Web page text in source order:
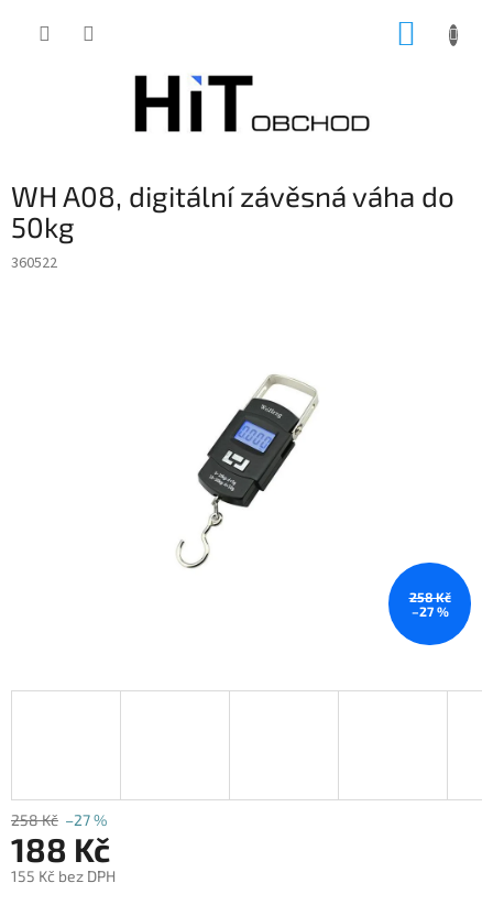
WH A08, digitální závěsná váha do
50kg
360522
258 Kč
–27 %
258 Kč –27 %
188 Kč
155 Kč bez DPH